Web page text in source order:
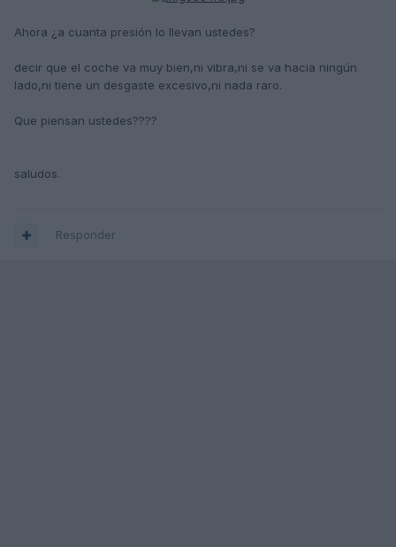
Ahora ¿a cuanta presión lo llevan ustedes?
decir que el coche va muy bien,ni vibra,ni se va hacia ningún
lado,ni tiene un desgaste excesivo,ni nada raro.
Que piensan ustedes????
saludos.
Responder